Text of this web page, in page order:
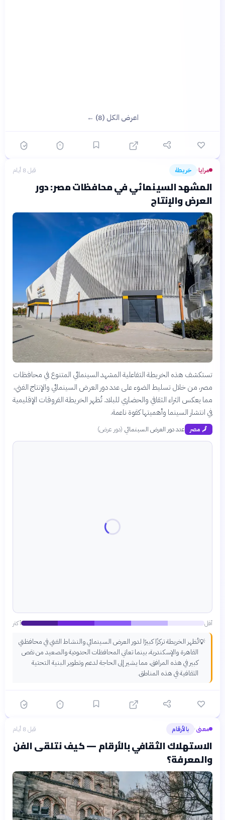
اعرض الكل (8) ←
مرايا› خريطة قبل 8 أيام
المشهد السينمائي في محافظات مصر: دور
العرض والإنتاج
تستكشف هذه الخريطة التفاعلية المشهد السينمائي المتنوع في محافظات
مصر، من خلال تسليط الضوء على عدد دور العرض السينمائي والإنتاج الفني،
مما يعكس الثراء الثقافي والحضاري للبلاد. تُظهر الخريطة الفروقات الإقليمية
في انتشار السينما وأهميتها كقوة ناعمة.
🗾 مصر عدد دور العرض السينمائي (دور عرض)
أقل أكثر
💡تُظهر الخريطة تركزًا كبيرًا لدور العرض السينمائي والنشاط الفني في محافظتي
القاهرة والإسكندرية، بينما تعاني المحافظات الحدودية والصعيد من نقص
كبير في هذه المرافق، مما يشير إلى الحاجة لدعم وتطوير البنية التحتية
الثقافية في هذه المناطق.
معنى› بالأرقام قبل 8 أيام
الاستهلاك الثقافي بالأرقام — كيف نتلقى الفن
والمعرفة؟